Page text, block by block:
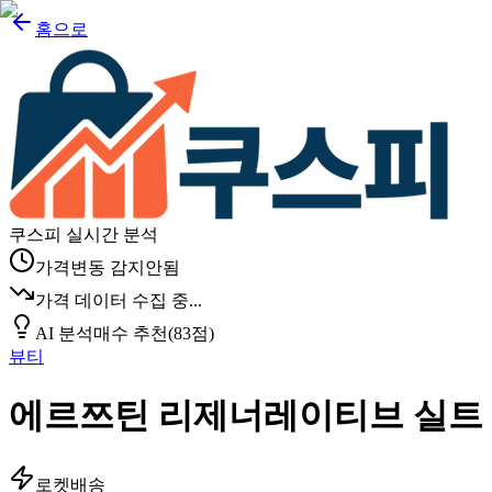
홈으로
쿠스피 실시간 분석
가격변동 감지안됨
가격 데이터 수집 중...
AI 분석매수 추천(83점)
뷰티
에르쯔틴 리제너레이티브 실트
로켓배송